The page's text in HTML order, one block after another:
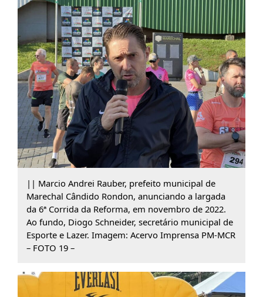
|| Marcio Andrei Rauber, prefeito municipal de
Marechal Cândido Rondon, anunciando a largada
da 6ª Corrida da Reforma, em novembro de 2022.
Ao fundo, Diogo Schneider, secretário municipal de
Esporte e Lazer. Imagem: Acervo Imprensa PM-MCR
– FOTO 19 –